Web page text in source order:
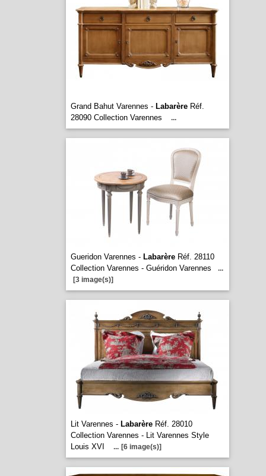
Grand Bahut Varennes - LabarèreRéf.
28090 Collection Varennes
...
Gueridon Varennes - LabarèreRéf. 28110
Collection Varennes - Guéridon Varennes
...
[3 image(s)]
Lit Varennes - LabarèreRéf. 28010
Collection Varennes - Lit Varennes Style
Louis XVI
... [6 image(s)]